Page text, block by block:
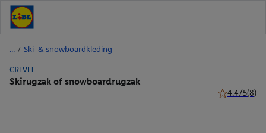
/ Ski- & snowboardkleding
CRIVIT
Skirugzak of snowboardrugzak
4.4/5(8)